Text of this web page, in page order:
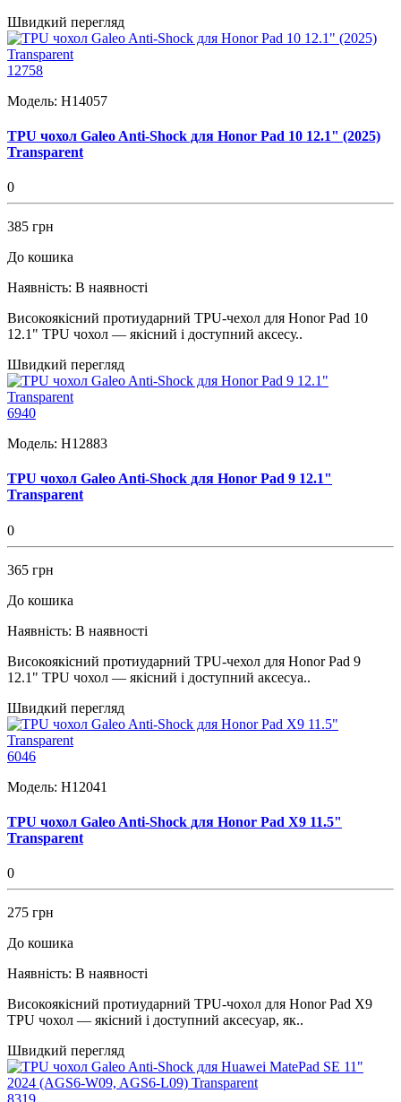
Швидкий перегляд
12758
Модель: H14057
TPU чохол Galeo Anti-Shock для Honor Pad 10 12.1" (2025)
Transparent
0
385 грн
До кошика
Наявність: В наявності
Високоякісний протиударний TPU-чехол для Honor Pad 10
12.1" TPU чохол — якісний і доступний аксесу..
Швидкий перегляд
6940
Модель: H12883
TPU чохол Galeo Anti-Shock для Honor Pad 9 12.1"
Transparent
0
365 грн
До кошика
Наявність: В наявності
Високоякісний протиударний TPU-чехол для Honor Pad 9
12.1" TPU чохол — якісний і доступний аксесуа..
Швидкий перегляд
6046
Модель: H12041
TPU чохол Galeo Anti-Shock для Honor Pad X9 11.5"
Transparent
0
275 грн
До кошика
Наявність: В наявності
Високоякісний протиударний TPU-чохол для Honor Pad X9
TPU чохол — якісний і доступний аксесуар, як..
Швидкий перегляд